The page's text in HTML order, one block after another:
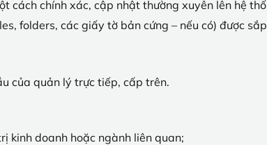
cách chính xác, cập nhật thường xuyên lên hệ
folders, các giấy tờ bản cứng – nếu có) được
của quản lý trực tiếp, cấp trên.
kinh doanh hoặc ngành liên quan;